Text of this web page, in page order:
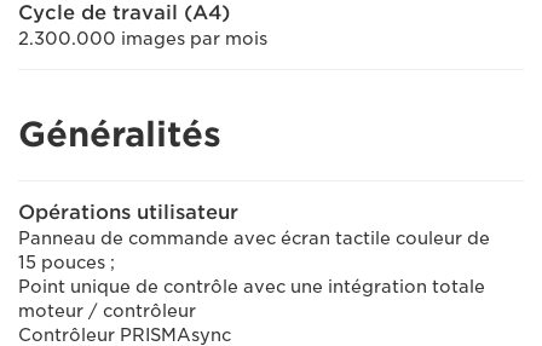
Cycle de travail (A4)
2.300.000 images par mois
Généralités
Opérations utilisateur
Panneau de commande avec écran tactile couleur de
15 pouces ;
Point unique de contrôle avec une intégration totale
moteur / contrôleur
Contrôleur PRISMAsync